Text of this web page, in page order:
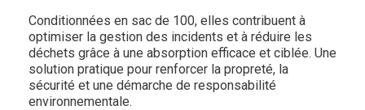
Conditionnées en sac de 100, elles contribuent à
optimiser la gestion des incidents et à réduire les
déchets grâce à une absorption efficace et ciblée. Une
solution pratique pour renforcer la propreté, la
sécurité et une démarche de responsabilité
environnementale.